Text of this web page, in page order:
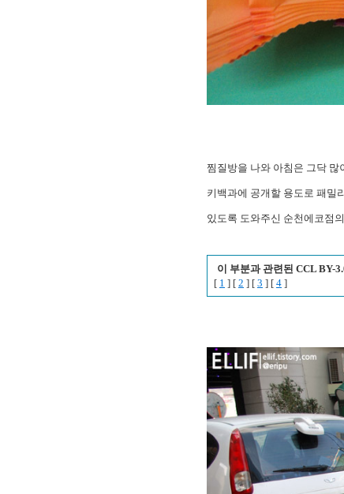
찜질방을 나와 아침은 그닥
키백과에 공개할 용도로 패밀
있도록 도와주신 순천에코점
이 부분과 관련된 CCL BY-
[ 1 ] [ 2 ] [ 3 ] [ 4 ]